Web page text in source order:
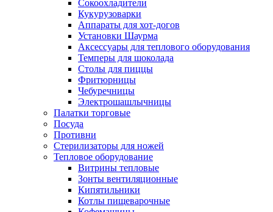
Сокоохладители
Кукурузоварки
Аппараты для хот-догов
Установки Шаурма
Аксессуары для теплового оборудования
Темперы для шоколада
Столы для пиццы
Фритюрницы
Чебуречницы
Электрошашлычницы
Палатки торговые
Посуда
Противни
Стерилизаторы для ножей
Тепловое оборудование
Витрины тепловые
Зонты вентиляционные
Кипятильники
Котлы пищеварочные